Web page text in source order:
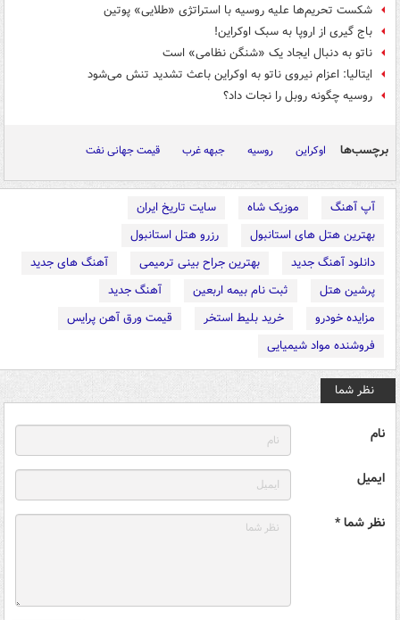
شکست تحریم‌ها علیه روسیه با استراتژی «طلایی» پوتین
باج گیری از اروپا به سبک اوکراین!
ناتو به دنبال ایجاد یک «شنگن نظامی» است
ایتالیا: اعزام نیروی ناتو به اوکراین باعث تشدید تنش می‌شود
روسیه چگونه روبل را نجات داد؟
برچسب‌ها اوکراین روسیه جبهه غرب قیمت جهانی نفت
آپ آهنگ موزیک شاه
سایت تاریخ ایران
بهترین هتل های استانبول
رزرو هتل استانبول
دانلود آهنگ جدید
بهترین جراح بینی ترمیمی
آهنگ های جدید
پرشین هتل
ثبت نام بیمه اربعین
آهنگ جدید
مزایده خودرو
خرید بلیط استخر
قیمت ورق آهن پرایس
فروشنده مواد شیمیایی
نظر شما
نام
ایمیل
نظر شما *